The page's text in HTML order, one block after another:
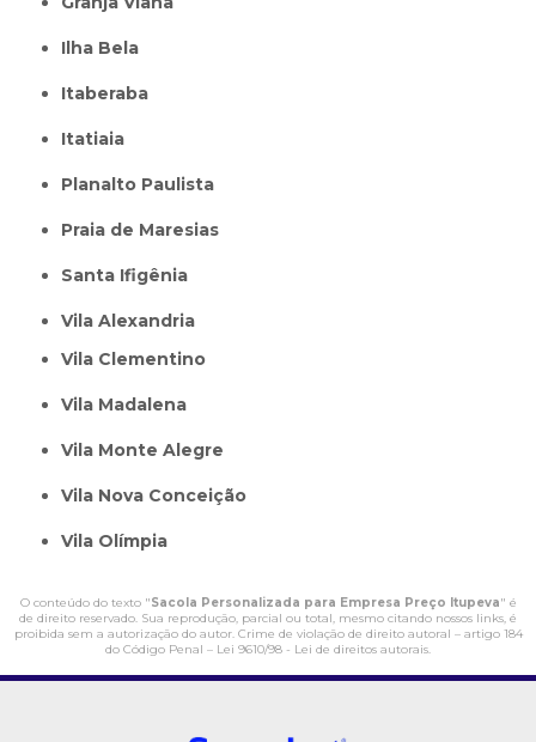
Ilha Bela
Itaberaba
itatiaia
Planalto Paulista
Praia de Maresias
Santa Ifigênia
Vila Alexandria
Vila Clementino
Vila Madalena
Vila Monte Alegre
Vila Nova Conceição
Vila Olímpia
O conteúdo do texto "Sacola Personalizada para Empresa Preço Itupeva" é
de direito reservado. Sua reprodução, parcial ou total, mesmo citando nossos links, é
proibida sem a autorização do autor. Crime de violação de direito autoral – artigo 184
do Código Penal – Lei 9610/98 - Lei de direitos autorais.